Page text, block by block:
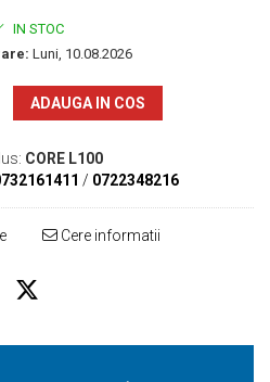
IN STOC
Luni, 10.08.2026
ADAUGA IN COS
CORE L100
/ 0722348216
Cere informatii